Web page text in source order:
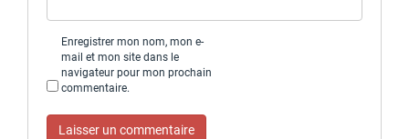
Enregistrer mon nom, mon e-
mail et mon site dans le
navigateur pour mon prochain
commentaire.